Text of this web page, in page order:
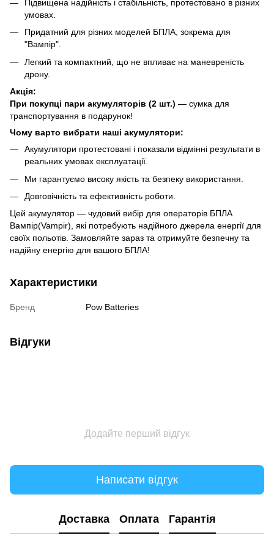
Підвищена надійність і стабільність, протестовано в різних
умовах.
Придатний для різних моделей БПЛА, зокрема для
"Вампір".
Легкий та компактний, що не впливає на маневреність
дрону.
Акція:
При покупці пари акумуляторів (2 шт.) — сумка для
транспортування в подарунок!
Чому варто вибрати наші акумулятори:
Акумулятори протестовані і показали відмінні результати в
реальних умовах експлуатації.
Ми гарантуємо високу якість та безпеку використання.
Довговічність та ефективність роботи.
Цей акумулятор — чудовий вибір для операторів БПЛА
Вампір(Vampir), які потребують надійного джерела енергії для
своїх польотів. Замовляйте зараз та отримуйте безпечну та
надійну енергію для вашого БПЛА!
Характеристики
Бренд Pow Batteries
Відгуки
Додайте перший відгук
Написати відгук
Доставка Оплата Гарантія